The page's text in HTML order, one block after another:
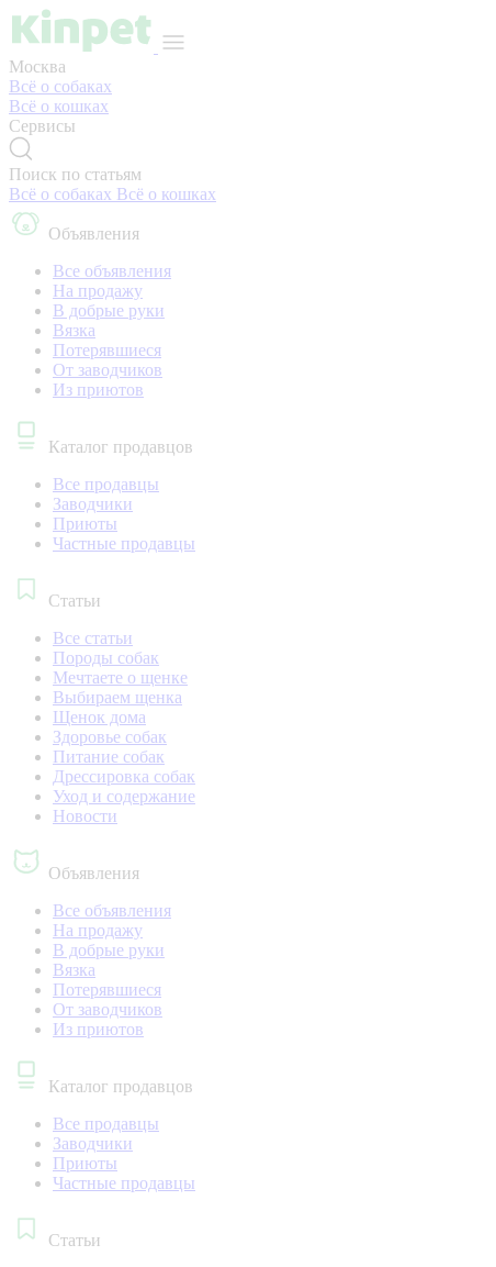
Москва
Всё о собаках
Всё о кошках
Сервисы
Поиск по статьям
Всё о собаках Всё о кошках
Объявления
Все объявления
На продажу
В добрые руки
Вязка
Потерявшиеся
От заводчиков
Из приютов
Каталог продавцов
Все продавцы
Заводчики
Приюты
Частные продавцы
Статьи
Все статьи
Породы собак
Мечтаете о щенке
Выбираем щенка
Щенок дома
Здоровье собак
Питание собак
Дрессировка собак
Уход и содержание
Новости
Объявления
Все объявления
На продажу
В добрые руки
Вязка
Потерявшиеся
От заводчиков
Из приютов
Каталог продавцов
Все продавцы
Заводчики
Приюты
Частные продавцы
Статьи